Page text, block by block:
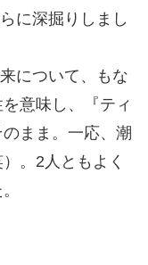
に深掘りしまし
について、もな
意味し、『ティ
まま。一応、潮
。2人ともよく